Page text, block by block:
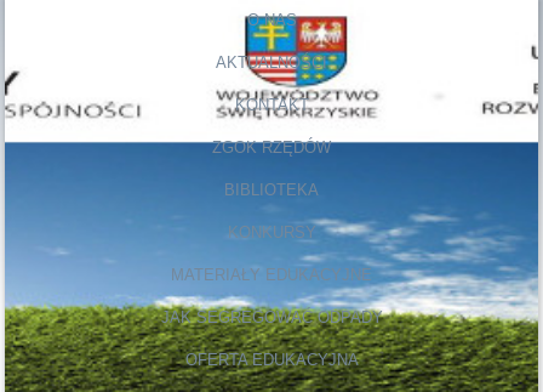
O NAS
AKTUALNOŚCI
KONTAKT
ZGOK RZĘDÓW
BIBLIOTEKA
KONKURSY
MATERIAŁY EDUKACYJNE
JAK SEGREGOWAĆ ODPADY
OFERTA EDUKACYJNA